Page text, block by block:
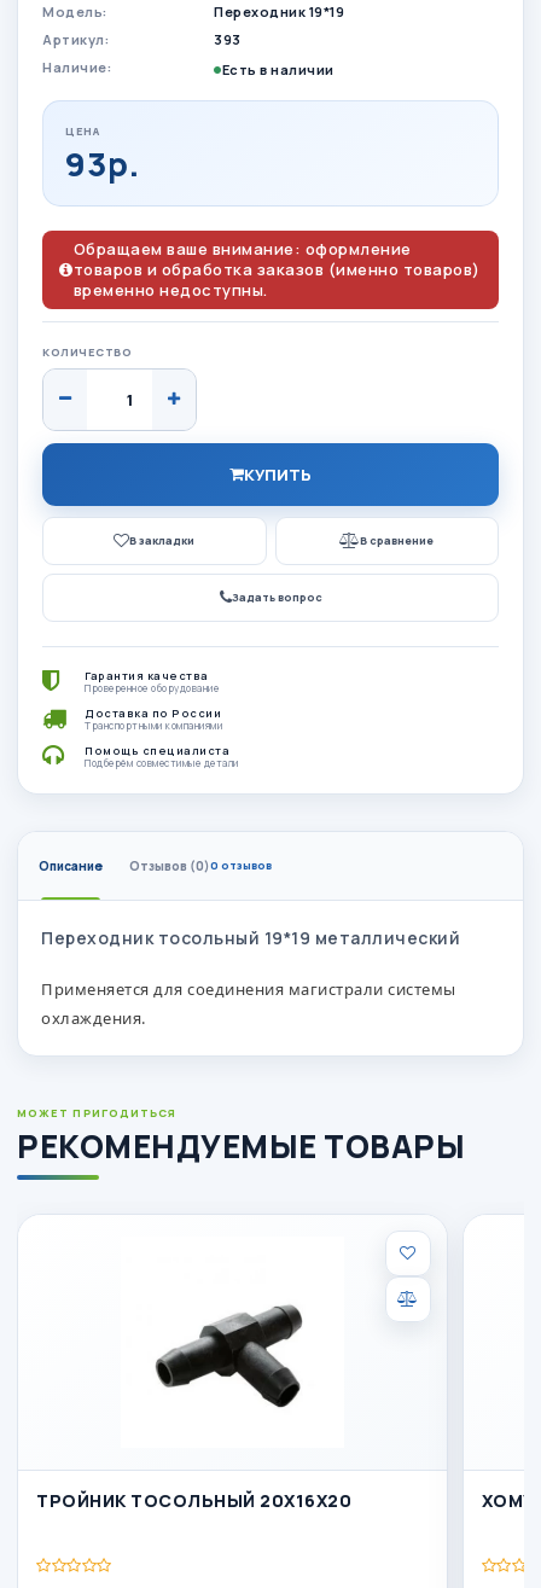
Модель:
Переходник 19*19
Артикул:
393
Наличие:
Есть в наличии
ЦЕНА
93р.
Обращаем ваше внимание: оформление
товаров и обработка заказов (именно товаров)
временно недоступны.
КОЛИЧЕСТВО
КУПИТЬ
В закладки В сравнение
Задать вопрос
Гарантия качества
Проверенное оборудование
Доставка по России
Транспортными компаниями
Помощь специалиста
Подберём совместимые детали
Описание Отзывов (0)0 отзывов
Переходник тосольный 19*19 металлический
Применяется для соединения магистрали системы
охлаждения.
МОЖЕТ ПРИГОДИТЬСЯ
РЕКОМЕНДУЕМЫЕ ТОВАРЫ
ТРОЙНИК ТОСОЛЬНЫЙ 20Х16Х20